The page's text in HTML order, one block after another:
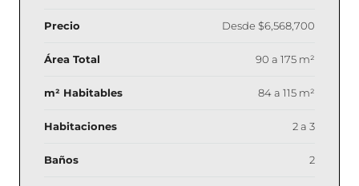
Precio Desde $6,568,700
Área Total 90 a 175 m²
m² Habitables 84 a 115 m²
Habitaciones 2 a 3
Baños 2